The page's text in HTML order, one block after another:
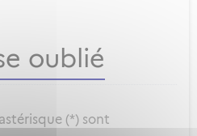
oublié
(*) sont